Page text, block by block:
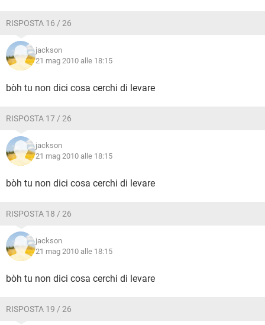
RISPOSTA 16 / 26
jackson
21 mag 2010 alle 18:15
bòh tu non dici cosa cerchi di levare
RISPOSTA 17 / 26
jackson
21 mag 2010 alle 18:15
bòh tu non dici cosa cerchi di levare
RISPOSTA 18 / 26
jackson
21 mag 2010 alle 18:15
bòh tu non dici cosa cerchi di levare
RISPOSTA 19 / 26